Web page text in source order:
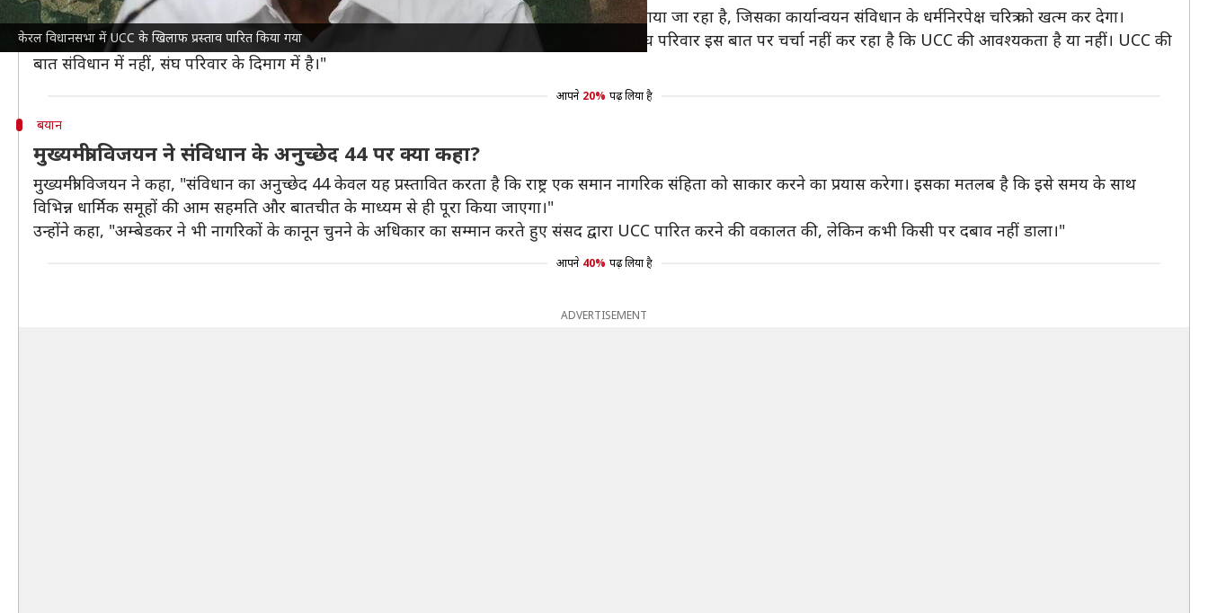
केरल विधानसभा में UCC के खिलाफ प्रस्ताव पारित किया गया
मुख्यमंत्री विजयन ने दावा किया कि केंद्र सरकारद्वारा देश में UCC लागू करने के कदम को जल्दबाजी में उठाया जा रहा है, जिसका कार्यान्वयन संविधान के धर्मनिरपेक्ष चरित्र को खत्म कर देगा।
उन्होंने कहा, "संघ परिवार के लिए मनुस्मृति ही संविधान है। वह हमारे संविधान का सम्मान नहीं करते हैं। संघ परिवार इस बात पर चर्चा नहीं कर रहा है कि UCC की आवश्यकता है या नहीं। UCC की
बात संविधान में नहीं, संघ परिवार के दिमाग में है।"
आपने 20% पढ़ लिया है
बयान
मुख्यमंत्री विजयन ने संविधान के अनुच्छेद 44 पर क्या कहा?
मुख्यमंत्री विजयन ने कहा, "संविधान का अनुच्छेद 44 केवल यह प्रस्तावित करता है कि राष्ट्र एक समान नागरिक संहिता को साकार करने का प्रयास करेगा। इसका मतलब है कि इसे समय के साथ
विभिन्न धार्मिक समूहों की आम सहमति और बातचीत के माध्यम से ही पूरा किया जाएगा।"
उन्होंने कहा, "अम्बेडकर ने भी नागरिकों के कानून चुनने के अधिकार का सम्मान करते हुए संसद द्वारा UCC पारित करने की वकालत की, लेकिन कभी किसी पर दबाव नहीं डाला।"
आपने 40% पढ़ लिया है
ADVERTISEMENT